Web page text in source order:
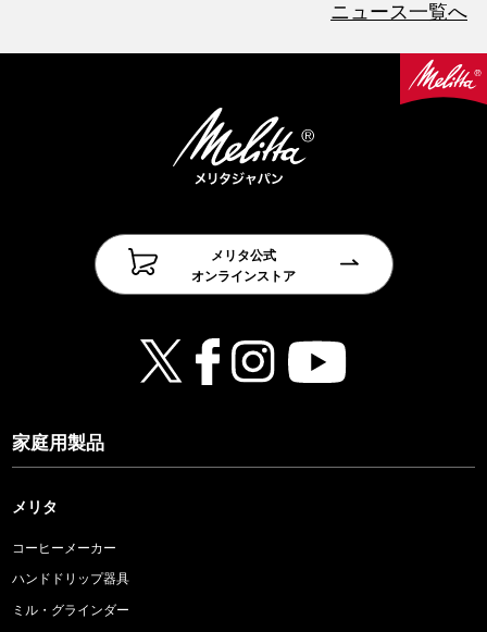
ニュース一覧へ
メリタ公式
オンラインストア
家庭用製品
メリタ
コーヒーメーカー
ハンドドリップ器具
ミル・グラインダー